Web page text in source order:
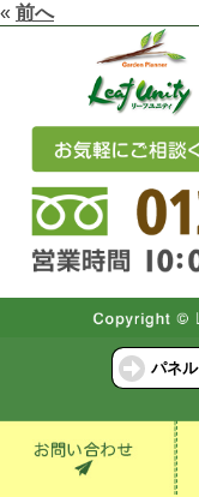
« 前へ
パネル